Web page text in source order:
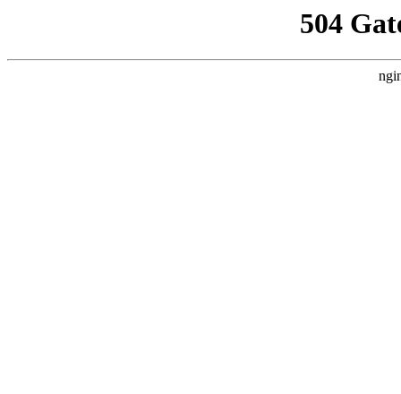
504